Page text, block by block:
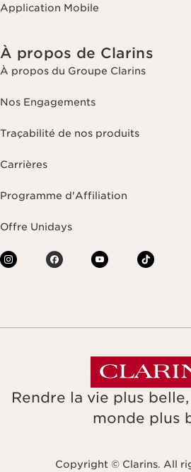
Application Mobile
À propos de Clarins
À propos du Groupe Clarins
Nos Engagements
Traçabilité de nos produits
Carrières
Programme d'Affiliation
Offre Unidays
Rendre la vie plus
monde plus
Copyright © Clarins. All